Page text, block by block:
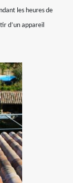
les heures de
d’un appareil